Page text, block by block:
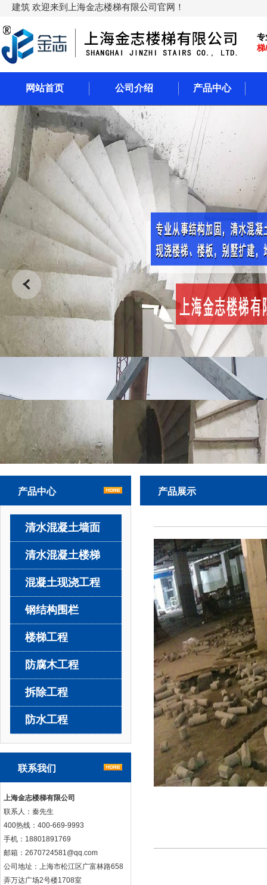
建筑 欢迎来到上海金志楼梯有限公司官网！
专
梯
网站首页 公司介绍 产品中心
产品中心
清水混凝土墙面
清水混凝土楼梯
混凝土现浇工程
钢结构围栏
楼梯工程
防腐木工程
拆除工程
防水工程
联系我们
上海金志楼梯有限公司
联系人：秦先生
400热线：400-669-9993
手机：18801891769
邮箱：2670724581@qq.com
公司地址：上海市松江区广富林路658
弄万达广场2号楼1708室
产品展示